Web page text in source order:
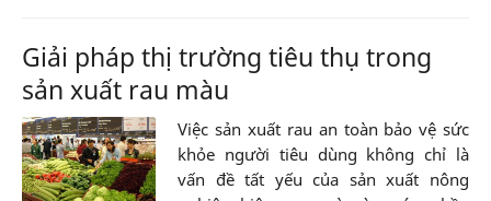
Giải pháp thị trường tiêu thụ trong
sản xuất rau màu
Việc sản xuất rau an toàn bảo vệ sức
khỏe người tiêu dùng không chỉ là
vấn đề tất yếu của sản xuất nông